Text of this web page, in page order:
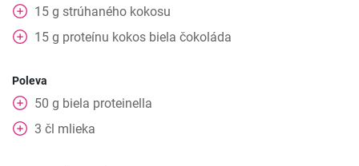
15 g strúhaného kokosu
15 g proteínu kokos biela čokoláda
Poleva
50 g biela proteinella
3 čl mlieka